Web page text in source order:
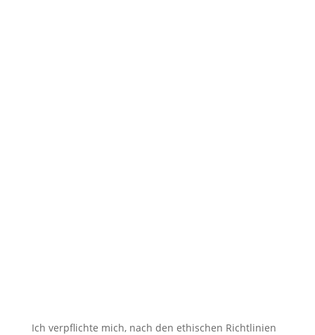
Ich verpflichte mich, nach den ethischen Richtlinien